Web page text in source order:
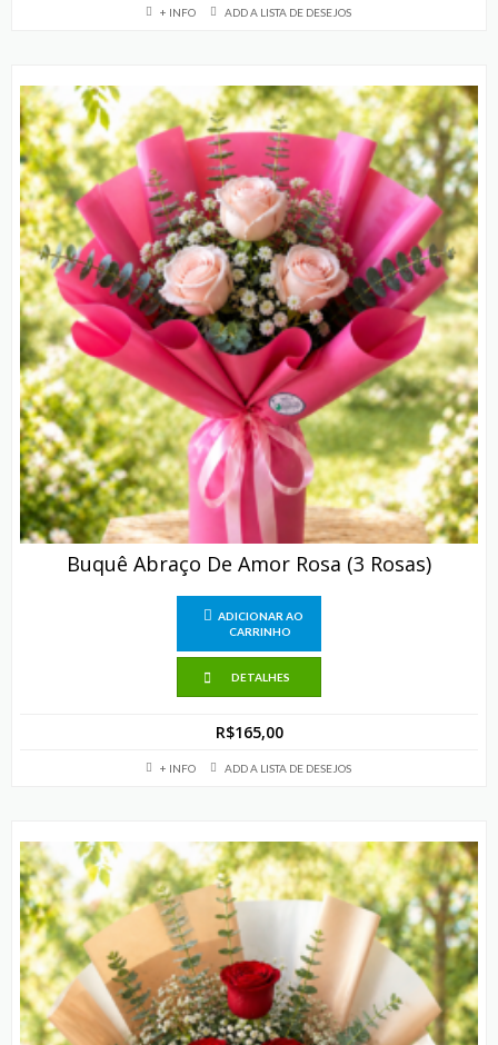
+ INFO ADD A LISTA DE DESEJOS
Buquê Abraço De Amor Rosa (3 Rosas)
ADICIONAR AO
CARRINHO
DETALHES
R$165,00
+ INFO ADD A LISTA DE DESEJOS